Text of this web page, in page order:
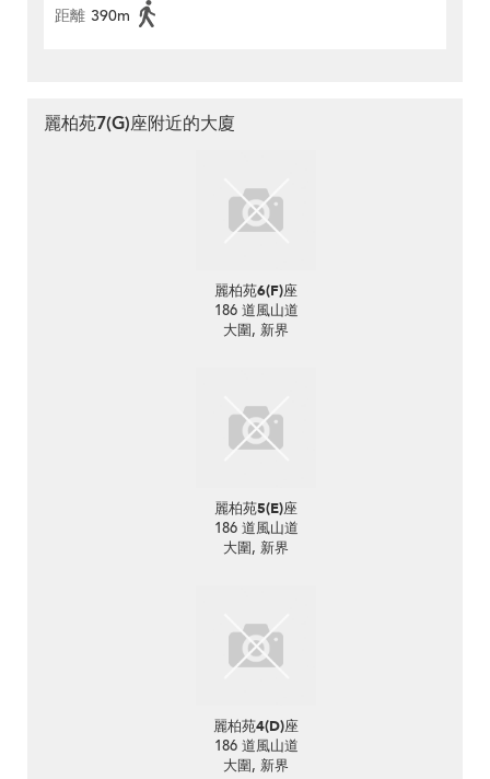
距離 390m
麗柏苑7(G)座附近的大廈
麗柏苑6(F)座
186 道風山道
大圍, 新界
麗柏苑5(E)座
186 道風山道
大圍, 新界
麗柏苑4(D)座
186 道風山道
大圍, 新界